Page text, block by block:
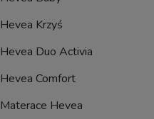
Hevea Krzyś
Hevea Duo Activia
Hevea Comfort
Materace Hevea